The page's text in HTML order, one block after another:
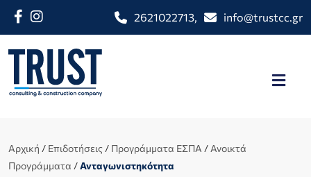
2621022713, info@trustcc.gr
Αρχική / Επιδοτήσεις / Προγράμματα ΕΣΠΑ / Ανοικτά
Προγράμματα /Ανταγωνιστηκότητα